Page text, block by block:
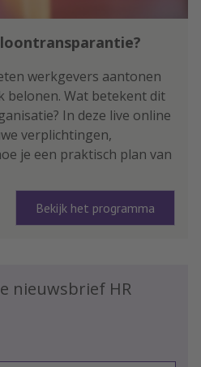
werkgevers aantonen
belonen. Wat betekent dit
In deze live online
verplichtingen,
je een praktisch plan van
Bekijk het programma
nieuwsbrief HR